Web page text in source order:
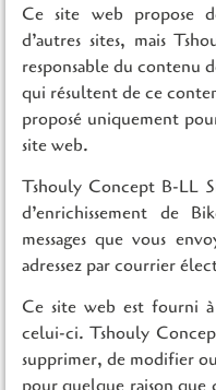
Ce site web propose
d’autres sites, mais
responsable du contenu
qui résultent de ce
proposé uniquement
site web.
Tshouly Concept B-LL
d’enrichissement de
messages que vous
adressez par courrier
Ce site web est fourni
celui-ci. Tshouly
supprimer, de modifier